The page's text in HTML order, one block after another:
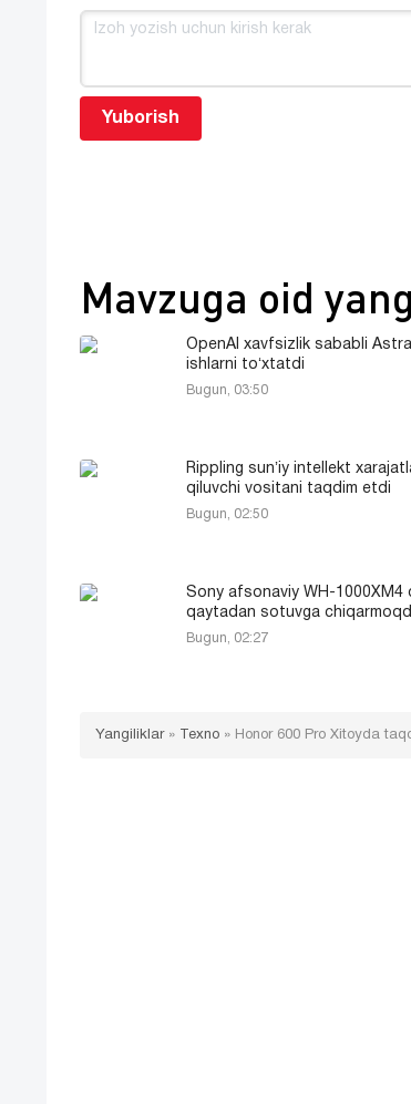
Yuborish
Mavzuga oid
OpenAI xavfsizlik sababli
ishlarni toʻxtatdi
Bugun, 03:50
Rippling sunʼiy intellekt
qiluvchi vositani taqdim etdi
Bugun, 02:50
Sony afsonaviy WH-1000XM4
qaytadan sotuvga
Bugun, 02:27
Yangiliklar» Texno » Honor 600 Pro Xitoyda